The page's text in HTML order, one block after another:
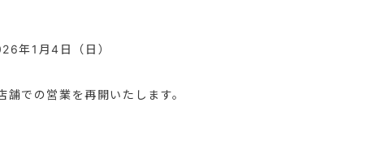
年1月4日（日）
での営業を再開いたします。